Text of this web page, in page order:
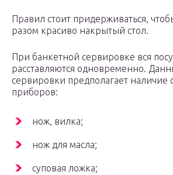
Правил стоит придерживаться,
разом красиво накрытый стол.
При банкетной сервировке вся
расставляются одновременно.
сервировки предполагает наличие
приборов:
нож, вилка;
нож для масла;
суповая ложка;